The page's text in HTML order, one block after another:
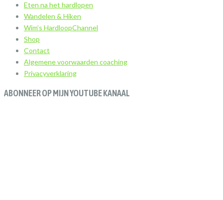
Eten na het hardlopen
Wandelen & Hiken
Wim’s HardloopChannel
Shop
Contact
Algemene voorwaarden coaching
Privacyverklaring
ABONNEER OP MIJN YOUTUBE KANAAL